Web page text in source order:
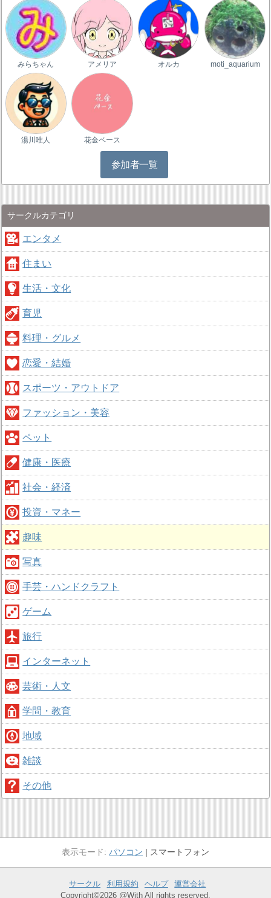
みらちゃん アメリア オルカ moti_aquarium
湯川唯人 花金ベース
参加者一覧
サークルカテゴリ
エンタメ
住まい
生活・文化
育児
料理・グルメ
恋愛・結婚
スポーツ・アウトドア
ファッション・美容
ペット
健康・医療
社会・経済
投資・マネー
趣味
写真
手芸・ハンドクラフト
ゲーム
旅行
インターネット
芸術・人文
学問・教育
地域
雑談
その他
パソコン スマートフォン
サークル 利用規約 ヘルプ
運営会社
Copyright©2026 @With All rights reserved.